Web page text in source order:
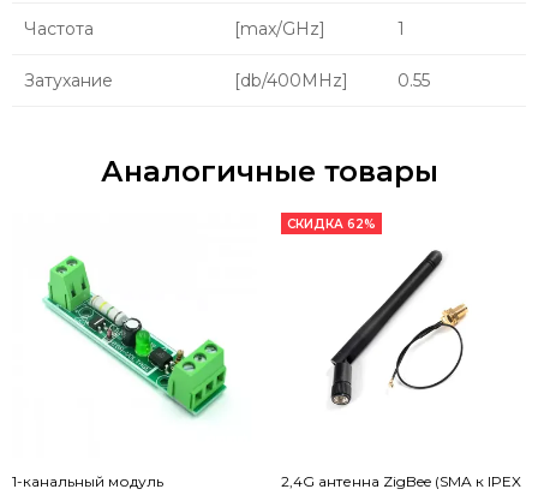
Частота [max/GHz] 1
Затухание [db/400MHz] 0.55
Аналогичные товары
1-канальный модуль
СКИДКА 62%
2,4G антенна ZigBee (SMA к IPEX